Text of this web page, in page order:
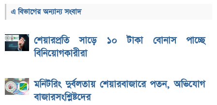
এ বিভাগের অন্যান্য সংবাদ
শেয়ারপ্রতি সাড়ে ১০ টাকা বোনাস পাচ্ছে
বিনিয়োগকারীরা
মনিটরিং দুর্বলতায় শেয়ারবাজারে পতন, অভিযোগ
বাজারসংশ্লিষ্টদের